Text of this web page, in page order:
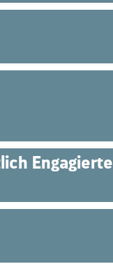
Engagierte